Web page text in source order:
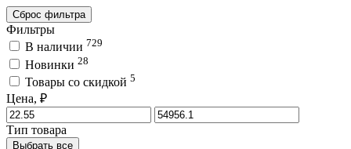
Сброс фильтра
Фильтры
В наличии 729
Новинки 28
Товары со скидкой 5
Цена, ₽
Тип товара
Выбрать все